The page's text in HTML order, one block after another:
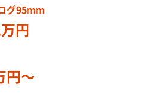
グ95mm
円
円〜